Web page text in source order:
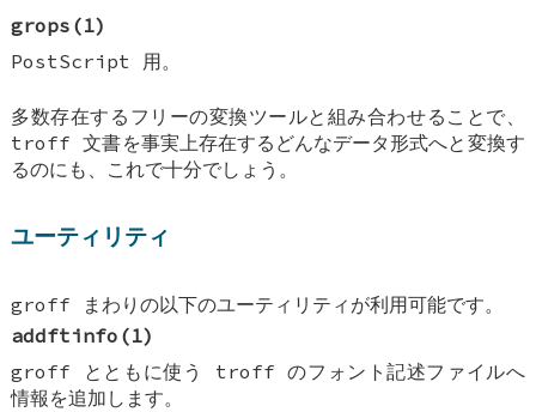
grops (1)
PostScript 用。
多数存在するフリーの変換ツールと組み合わせることで、
troff 文書を事実上存在するどんなデータ形式へと変換す
るのにも、これで十分でしょう。
ユーティリティ
groff まわりの以下のユーティリティが利用可能です。
addftinfo (1)
groff とともに使う troff のフォント記述ファイルへ
情報を追加します。